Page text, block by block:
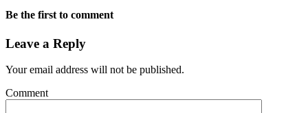
Be the first to comment
Leave a Reply
Your email address will not be published.
Comment